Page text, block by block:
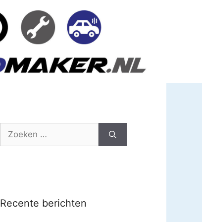
Zoek
Recente berichten